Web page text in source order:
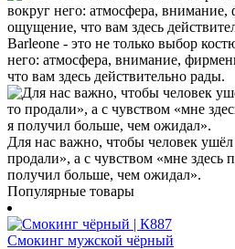
Barleone - это не только выбор
него: атмосфера, внимание,
что вам здесь действительно рады.
Для нас важно, чтобы человек
продали», а с чувством «мне здесь
получил больше, чем ожидал».
Популярные товары
Смокинг мужской чёрный